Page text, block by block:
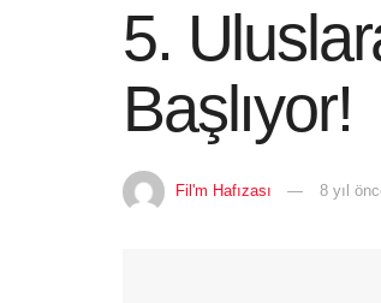
5.
Başlıyor!
Fil'm Hafızası 8 yıl